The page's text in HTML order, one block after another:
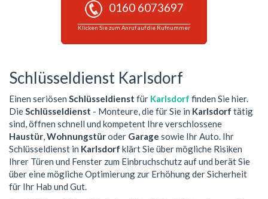
0160 6073697
Klicken Sie zum Anruf auf die Rufnummer
Schlüsseldienst Karlsdorf
Einen seriösen Schlüsseldienst für Karlsdorf finden Sie hier.
DieSchlüsseldienst - Monteure, die für Sie in Karlsdorf tätig
sind, öffnen schnell und kompetent Ihre verschlossene
Haustür,Wohnungstüroder Garage sowie Ihr Auto. Ihr
Schlüsseldienst in Karlsdorf klärt Sie über mögliche Risiken
Ihrer Türen und Fenster zum Einbruchschutz auf und berät Sie
über eine mögliche Optimierung zur Erhöhung der Sicherheit
für Ihr Hab und Gut.